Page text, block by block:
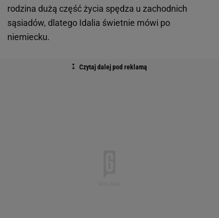
rodzina dużą część życia spędza u zachodnich
sąsiadów, dlatego Idalia świetnie mówi po
niemiecku.